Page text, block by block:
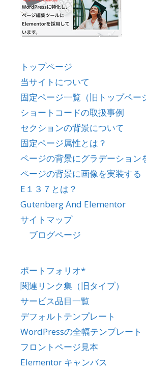
トップページ
当サイトについて
固定ページ一覧（旧トップペー
ショートコードの取扱事例
セクションの背景について
固定ページ属性とは？
ページの背景にグラデーション
ページの背景に画像を実装する
E１３７とは？
Gutenberg And Elementor
サイトマップ
ブログページ
ポートフォリオ*
関連リンク集（旧タイプ）
サービス品目一覧
デフォルトテンプレート
WordPressの全幅テンプレート
フロントページ見本
Elementor キャンバス